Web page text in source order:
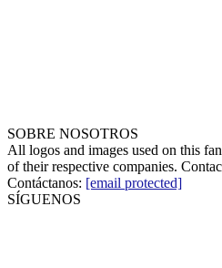
SOBRE NOSOTROS
All logos and images used on this
of their respective companies.
Contáctanos: [email protected]
SÍGUENOS